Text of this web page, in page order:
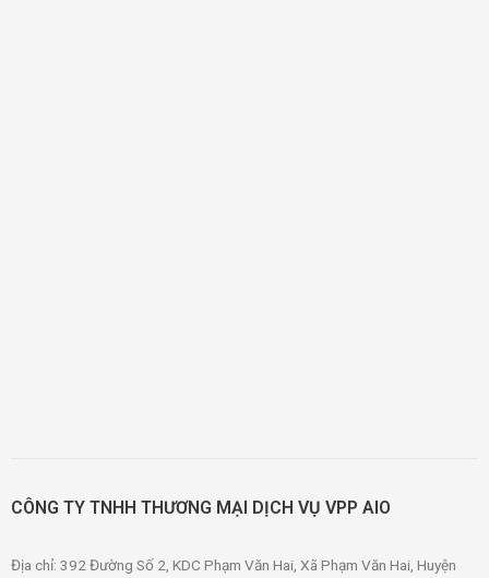
CÔNG TY TNHH THƯƠNG MẠI DỊCH VỤ VPP AIO
Địa chỉ: 392 Đường Số 2, KDC Phạm Văn Hai, Xã Phạm Văn Hai, Huyện